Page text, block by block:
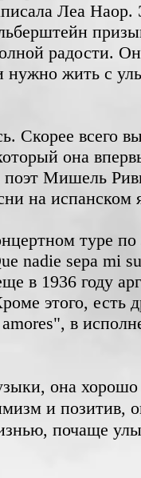
Леа Наор.
радости.
нужно жить с
Скорее всего
она
поэт Мишель
на испанском
туре
nadie sepa mi
в 1936 году
этого, есть
в
и позитив,
почаще